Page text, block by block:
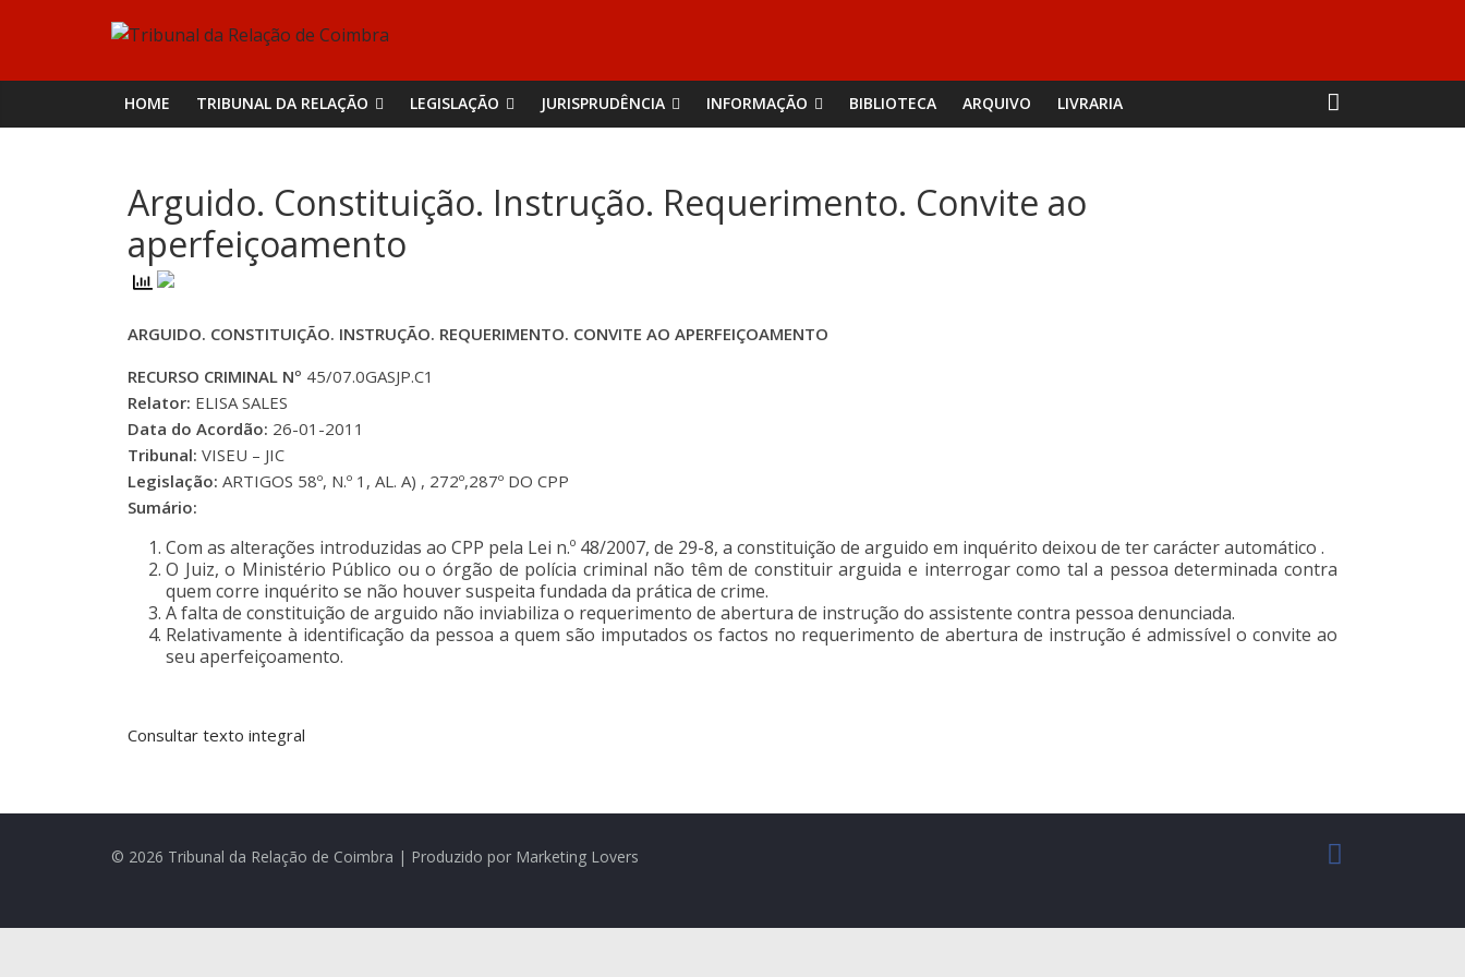
Tribunal
da
Relação
de
Coimbra
HOME TRIBUNAL DA RELAÇÃO LEGISLAÇÃO JURISPRUDÊNCIA INFORMAÇÃO BIBLIOTECA ARQUIVO LIVRARIA
Arguido. Constituição. Instrução. Requerimento. Convite ao
aperfeiçoamento
ARGUIDO. CONSTITUIÇÃO. INSTRUÇÃO. REQUERIMENTO. CONVITE AO APERFEIÇOAMENTO
RECURSO CRIMINAL Nº 45/07.0GASJP.C1
Relator: ELISA SALES
Data do Acordão: 26-01-2011
Tribunal: VISEU – JIC
Legislação: ARTIGOS 58º, N.º 1, AL. A) , 272º,287º DO CPP
Sumário:
Com as alterações introduzidas ao CPP pela Lei n.º 48/2007, de 29-8, a constituição de arguido em inquérito deixou de ter carácter automático .
O Juiz, o Ministério Público ou o órgão de polícia criminal não têm de constituir arguida e interrogar como tal a pessoa determinada contra
quem corre inquérito se não houver suspeita fundada da prática de crime.
A falta de constituição de arguido não inviabiliza o requerimento de abertura de instrução do assistente contra pessoa denunciada.
Relativamente à identificação da pessoa a quem são imputados os factos no requerimento de abertura de instrução é admissível o convite ao
seu aperfeiçoamento.
Consultar texto integral
© 2026 Tribunal da Relação de Coimbra | Produzido por Marketing Lovers